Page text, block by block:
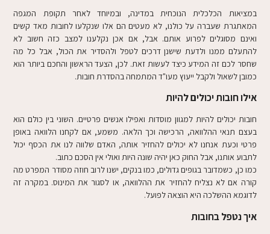
במציאות הכלכלית הנוכחית במדינה, ובמיוחד לאחר תקופת המגפה
המאתגרת שעברה על כולנו, לא מעטים הם אלו שנקלעו לחובות מאד קשים
ואינם מסוגלים לפרוע אותם. אבל, אם אכן נקלענו למצב כזה חשוב לא
להתעלם ממנו ולדעת שישנן דרכים לטפל ולהסדיר את הכול, אבל כל מה
שחסר לכם זה המידע כיצד לעשות זאת. לכן, הצעד הראשון והחכם ביותר הוא
כמובן לשאול ולקבל ייעוץ מעו"ד המתמחה בהסדרת חובות.
אילו חובות יכולים להיות
חובות יכולים להיות למגוון מוסדות ואפילו אנשים פרטיים. השוני בין כולם הוא
בעצם תנאי ההלוואה, הרכישה וכך הלאה. משמע, אם לקחנו הלוואה באופן
פרטי וכעת אנחנו לא יכולים להחזיר אותה, האדם שלווה לנו את הכסף יכול
לתבוע אותנו, אבל החוק כאן יהיה שונה היות ואולי אין הסכם כתוב.
כמו כן, כשמדובר בגופים גדולים, כמו בנקים, ישנו לרוב חוזה מסודר המפרט מה
קורה אם לא נצליח להחזיר את ההלוואה, או לסגור את המינוס. במקרה זה
לדוגמא ההשלכה היא הוצאה לפועל.
איך נטפל בחובות